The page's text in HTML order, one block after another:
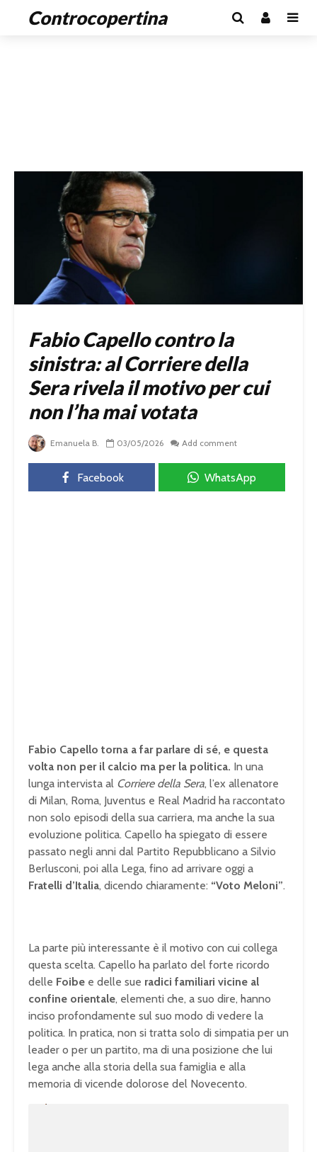
Controcopertina
Fabio Capello contro la
sinistra: al Corriere della
Sera rivela il motivo per cui
non l’ha mai votata
Emanuela B. 03/05/2026 Add comment
Facebook WhatsApp
Fabio Capello torna a far parlare di sé, e questa
volta non per il calcio ma per la politica. In una
lunga intervista al Corriere della Sera, l’ex allenatore
di Milan, Roma, Juventus e Real Madrid ha raccontato
non solo episodi della sua carriera, ma anche la sua
evoluzione politica. Capello ha spiegato di essere
passato negli anni dal Partito Repubblicano a Silvio
Berlusconi, poi alla Lega, fino ad arrivare oggi a
Fratelli d’Italia, dicendo chiaramente: “Voto Meloni”.
La parte più interessante è il motivo con cui collega
questa scelta. Capello ha parlato del forte ricordo
delle Foibe e delle sue radici familiari vicine al
confine orientale, elementi che, a suo dire, hanno
inciso profondamente sul suo modo di vedere la
politica. In pratica, non si tratta solo di simpatia per un
leader o per un partito, ma di una posizione che lui
lega anche alla storia della sua famiglia e alla
memoria di vicende dolorose del Novecento.